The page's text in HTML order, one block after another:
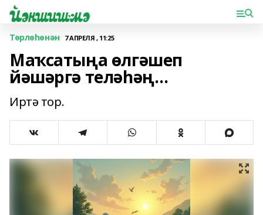
Төрлөһөнән 7 АПРЕЛЯ , 11:25
Маҡсатыңа өлгәшеп
йәшәргә теләһәң…
Иртә тор.